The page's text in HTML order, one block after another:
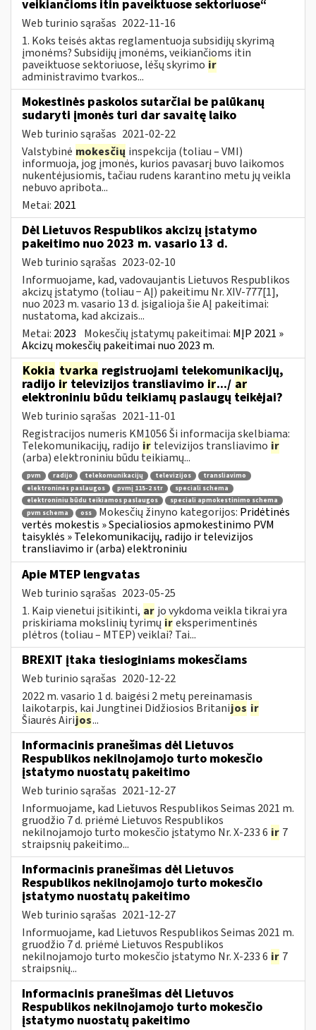
veikiančioms itin paveiktuose sektoriuose“
Web turinio sąrašas 2022-11-16
1. Koks teisės aktas reglamentuoja subsidijų skyrimą
įmonėms? Subsidijų įmonėms, veikiančioms itin
paveiktuose sektoriuose, lėšų skyrimo ir
administravimo tvarkos...
Mokestinės paskolos sutarčiai be palūkanų
sudaryti įmonės turi dar savaitę laiko
Web turinio sąrašas 2021-02-22
Valstybinė mokesčių inspekcija (toliau – VMI)
informuoja, jog įmonės, kurios pavasarį buvo laikomos
nukentėjusiomis, tačiau rudens karantino metu jų veikla
nebuvo apribota...
Metai: 2021
Dėl Lietuvos Respublikos akcizų įstatymo
pakeitimo nuo 2023 m. vasario 13 d.
Web turinio sąrašas 2023-02-10
Informuojame, kad, vadovaujantis Lietuvos Respublikos
akcizų įstatymo (toliau − AĮ) pakeitimu Nr. XIV-777[1],
nuo 2023 m. vasario 13 d. įsigalioja šie AĮ pakeitimai:
nustatoma, kad akcizais...
Metai: 2023 Mokesčių įstatymų pakeitimai: MĮP 2021 »
Akcizų mokesčių pakeitimai nuo 2023 m.
Kokia tvarka registruojami telekomunikacijų,
radijo irtelevizijos transliavimo ir.../ ar
elektroniniu būdu teikiamų paslaugų teikėjai?
Web turinio sąrašas 2021-11-01
Registracijos numeris KM1056 Ši informacija skelbiama:
Telekomunikacijų, radijo ir televizijos transliavimo ir
(arba) elektroniniu būdu teikiamų...
pvm radijo telekomunikacijų televizijos
transliavimo
elektroninės paslaugos
pvmį 115-2 str
speciali schema
elektroniniu būdu teikiamos paslaugos
speciali apmokestinimo schema
pvm schema
oss Mokesčių žinyno kategorijos: Pridėtinės
vertės mokestis » Specialiosios apmokestinimo PVM
taisyklės » Telekomunikacijų, radijo ir televizijos
transliavimo ir (arba) elektroniniu
Apie MTEP lengvatas
Web turinio sąrašas 2023-05-25
1. Kaip vienetui įsitikinti, ar jo vykdoma veikla tikrai yra
priskiriama mokslinių tyrimų ireksperimentinės
plėtros (toliau – MTEP) veiklai? Tai...
BREXIT įtaka tiesioginiams mokesčiams
Web turinio sąrašas 2020-12-22
2022 m. vasario 1 d. baigėsi 2 metų pereinamasis
laikotarpis, kai Jungtinei Didžiosios Britanijos ir
Šiaurės Airijos...
Informacinis pranešimas dėl Lietuvos
Respublikos nekilnojamojo turto mokesčio
įstatymo nuostatų pakeitimo
Web turinio sąrašas 2021-12-27
Informuojame, kad Lietuvos Respublikos Seimas 2021 m.
gruodžio 7 d. priėmė Lietuvos Respublikos
nekilnojamojo turto mokesčio įstatymo Nr. X-233 6 ir 7
straipsnių pakeitimo...
Informacinis pranešimas dėl Lietuvos
Respublikos nekilnojamojo turto mokesčio
įstatymo nuostatų pakeitimo
Web turinio sąrašas 2021-12-27
Informuojame, kad Lietuvos Respublikos Seimas 2021 m.
gruodžio 7 d. priėmė Lietuvos Respublikos
nekilnojamojo turto mokesčio įstatymo Nr. X-233 6 ir 7
straipsnių...
Informacinis pranešimas dėl Lietuvos
Respublikos nekilnojamojo turto mokesčio
įstatymo nuostatų pakeitimo